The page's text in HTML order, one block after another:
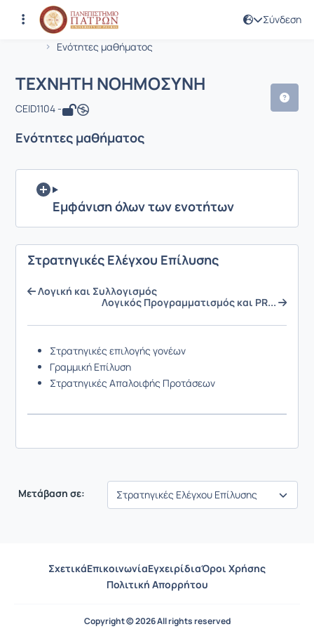
Σύνδεση
Αρχική Σελίδα
Ενότητες μαθήματος
Μάθημα : ΤΕΧΝΗΤΗ ΝΟΗΜΟΣΥΝΗ
Κωδικός : CEID1104
ΤΕΧΝΗΤΗ ΝΟΗΜΟΣΥΝΗ
CEID1104 -
Ενότητες μαθήματος
Εμφάνιση όλων των ενοτήτων
Στρατηγικές Ελέγχου Επίλυσης
Λογική και Συλλογισμός
Λογικός Προγραμματισμός και PR...
Στρατηγικές επιλογής γονέων
Γραμμική Επίλυση
Στρατηγικές Απαλοιφής Προτάσεων
Μετάβαση σε:
ΣχετικάΕπικοινωνίαΕγχειρίδιαΌροι Χρήσης
Πολιτική Απορρήτου
Copyright © 2026 All rights reserved